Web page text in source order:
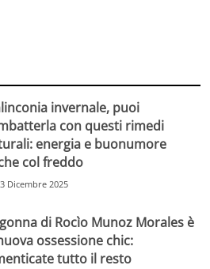
invernale, puoi
con questi rimedi
energia e buonumore
col freddo
Dicembre 2025
di Rocìo Munoz Morales è
ossessione chic:
tutto il resto